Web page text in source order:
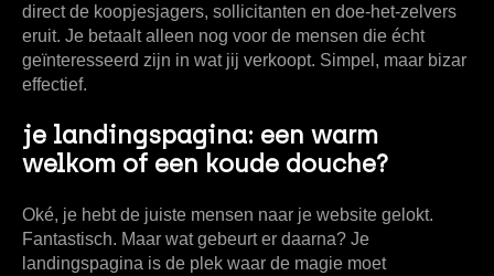
direct de koopjesjagers, sollicitanten en doe-het-zelvers
eruit. Je betaalt alleen nog voor de mensen die écht
geïnteresseerd zijn in wat jij verkoopt. Simpel, maar bizar
effectief.
je landingspagina: een warm
welkom of een koude douche?
Oké, je hebt de juiste mensen naar je website gelokt.
Fantastisch. Maar wat gebeurt er daarna? Je
landingspagina is de plek waar de magie moet